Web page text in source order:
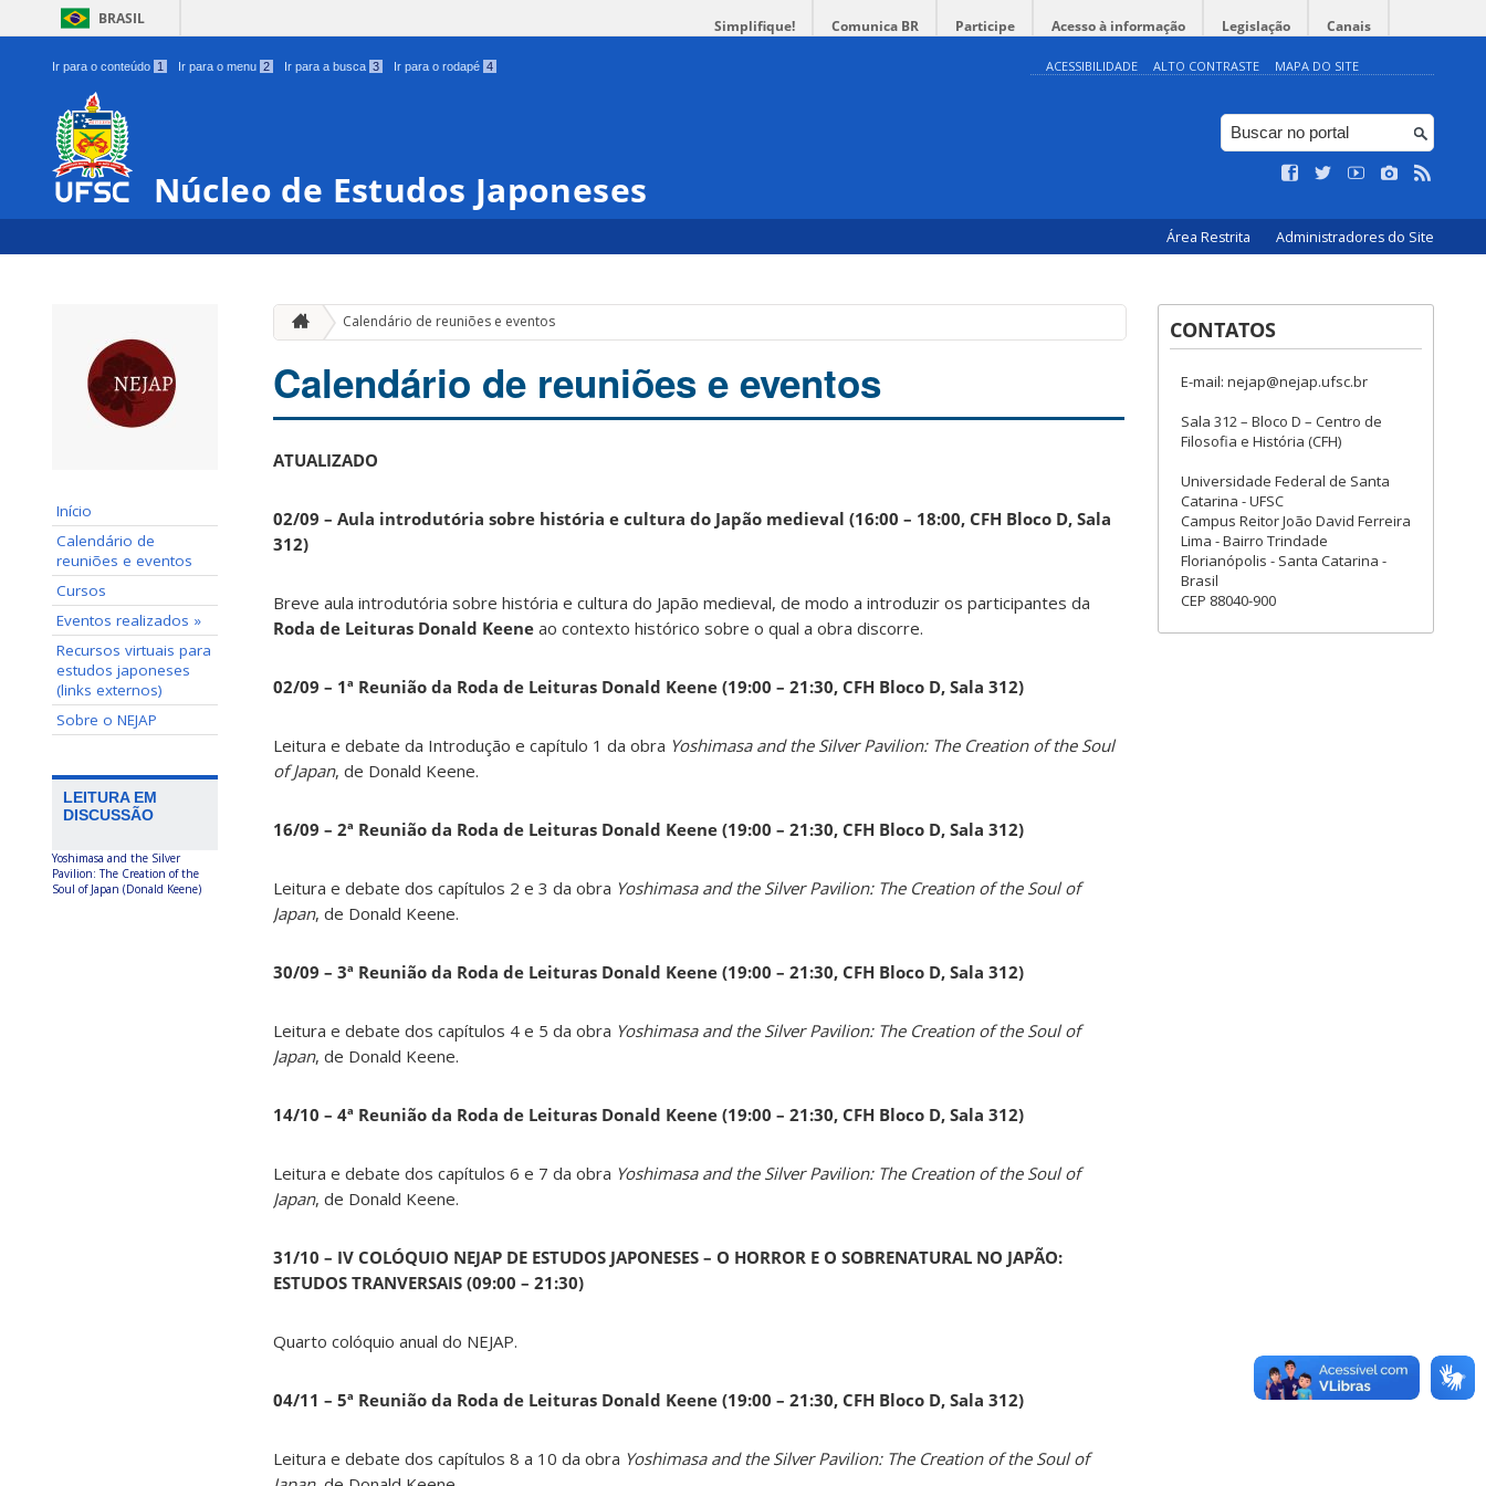
BRASIL Simplifique! Comunica BR Participe Acesso à informação Legislação Canais
Ir para o conteúdo 1 Ir para o menu 2 Ir para a busca 3 Ir para o rodapé 4 ACESSIBILIDADE ALTO CONTRASTE MAPA DO SITE
Núcleo de Estudos Japoneses
Área Restrita Administradores do Site
Início
Calendário de
reuniões e eventos
Cursos
Eventos realizados »
Recursos virtuais para
estudos japoneses
(links externos)
Sobre o NEJAP
LEITURA EM
DISCUSSÃO
Yoshimasa and the Silver
Pavilion: The Creation of the
Soul of Japan (Donald Keene)
Calendário de reuniões e eventos
Calendário de reuniões e eventos
ATUALIZADO
02/09 – Aula introdutória sobre história e cultura do Japão medieval (16:00 – 18:00, CFH Bloco D, Sala
312)
Breve aula introdutória sobre história e cultura do Japão medieval, de modo a introduzir os participantes da
Roda de Leituras Donald Keene ao contexto histórico sobre o qual a obra discorre.
02/09 – 1ª Reunião da Roda de Leituras Donald Keene (19:00 – 21:30, CFH Bloco D, Sala 312)
Leitura e debate da Introdução e capítulo 1 da obra Yoshimasa and the Silver Pavilion: The Creation of the Soul
of Japan, de Donald Keene.
16/09 – 2ª Reunião da Roda de Leituras Donald Keene (19:00 – 21:30, CFH Bloco D, Sala 312)
Leitura e debate dos capítulos 2 e 3 da obra Yoshimasa and the Silver Pavilion: The Creation of the Soul of
Japan, de Donald Keene.
30/09 – 3ª Reunião da Roda de Leituras Donald Keene (19:00 – 21:30, CFH Bloco D, Sala 312)
Leitura e debate dos capítulos 4 e 5 da obra Yoshimasa and the Silver Pavilion: The Creation of the Soul of
Japan, de Donald Keene.
14/10 – 4ª Reunião da Roda de Leituras Donald Keene (19:00 – 21:30, CFH Bloco D, Sala 312)
Leitura e debate dos capítulos 6 e 7 da obra Yoshimasa and the Silver Pavilion: The Creation of the Soul of
Japan, de Donald Keene.
31/10 – IV COLÓQUIO NEJAP DE ESTUDOS JAPONESES – O HORROR E O SOBRENATURAL NO JAPÃO:
ESTUDOS TRANVERSAIS (09:00 – 21:30)
Quarto colóquio anual do NEJAP.
04/11 – 5ª Reunião da Roda de Leituras Donald Keene (19:00 – 21:30, CFH Bloco D, Sala 312)
Leitura e debate dos capítulos 8 a 10 da obra Yoshimasa and the Silver Pavilion: The Creation of the Soul of
CONTATOS
E-mail: nejap@nejap.ufsc.br
Sala 312 – Bloco D – Centro de
Filosofia e História (CFH)
Universidade Federal de Santa
Catarina - UFSC
Campus Reitor João David Ferreira
Lima - Bairro Trindade
Florianópolis - Santa Catarina -
Brasil
CEP 88040-900